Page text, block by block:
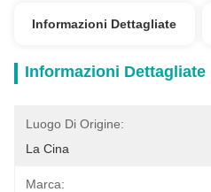
Informazioni Dettagliate
Informazioni Dettagliate
Luogo Di Origine:
La Cina
Marca: